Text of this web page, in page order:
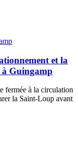
et la
à Guingamp
fermée à la circulation
la Saint-Loup avant